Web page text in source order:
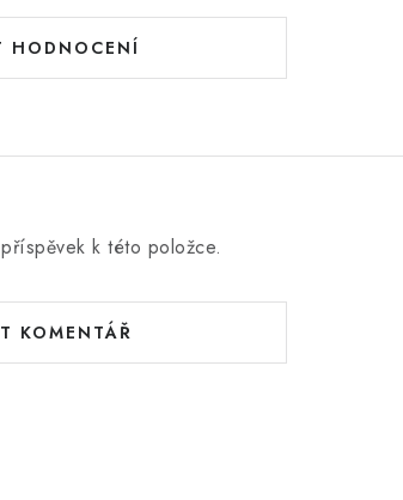
HODNOCENÍ
k této položce.
KOMENTÁŘ